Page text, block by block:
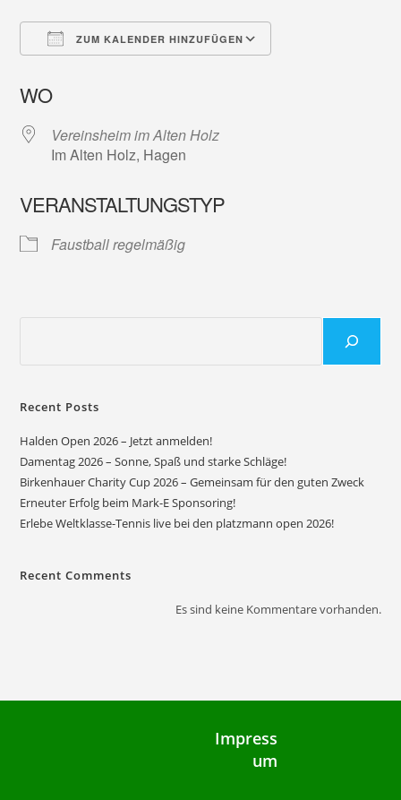
ZUM KALENDER HINZUFÜGEN
WO
Vereinsheim im Alten Holz
Im Alten Holz, Hagen
VERANSTALTUNGSTYP
Faustball regelmäßig
Recent Posts
Halden Open 2026 – Jetzt anmelden!
Damentag 2026 – Sonne, Spaß und starke Schläge!
Birkenhauer Charity Cup 2026 – Gemeinsam für den guten Zweck
Erneuter Erfolg beim Mark-E Sponsoring!
Erlebe Weltklasse-Tennis live bei den platzmann open 2026!
Recent Comments
Es sind keine Kommentare vorhanden.
Impress
um